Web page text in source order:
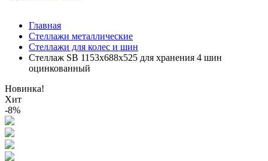
Главная
Стеллажи металлические
Стеллажи для колес и шин
Стеллаж SB 1153х688х525 для хранения 4 шин
оцинкованный
Новинка!
Хит
-8%